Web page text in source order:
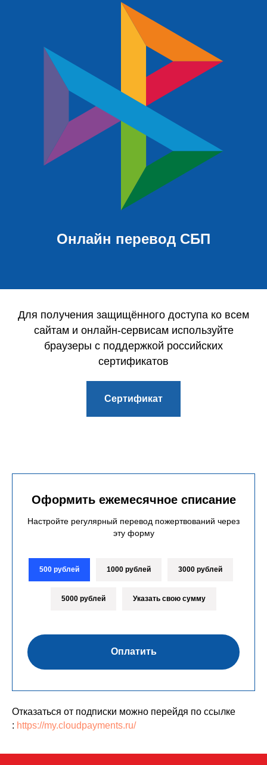
Онлайн перевод СБП
Для получения защищённого доступа ко всем
сайтам и онлайн-сервисам используйте
браузеры с поддержкой российских
сертификатов
Сертификат
Оформить ежемесячное списание
Настройте регулярный перевод пожертвований через
эту форму
500 рублей 1000 рублей 3000 рублей
5000 рублей Указать свою сумму
Оплатить
Отказаться от подписки можно перейдя по ссылке
: https://my.cloudpayments.ru/